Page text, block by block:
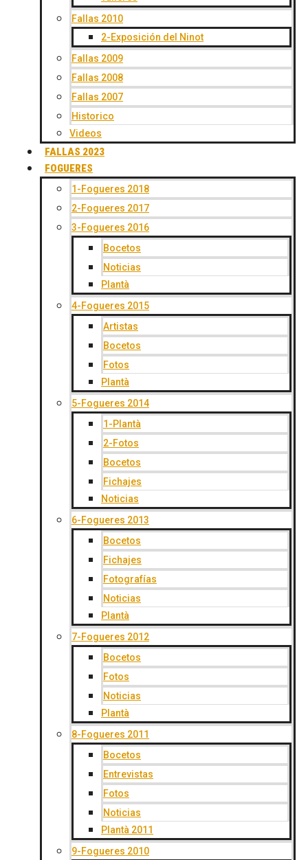
Fallas 2010
2-Exposición del Ninot
Fallas 2009
Fallas 2008
Fallas 2007
Historico
Videos
FALLAS 2023
FOGUERES
1-Fogueres 2018
2-Fogueres 2017
3-Fogueres 2016
Bocetos
Noticias
Plantà
4-Fogueres 2015
Artistas
Bocetos
Fotos
Plantà
5-Fogueres 2014
1-Plantà
2-Fotos
Bocetos
Fichajes
Noticias
6-Fogueres 2013
Bocetos
Fichajes
Fotografías
Noticias
Plantà
7-Fogueres 2012
Bocetos
Fotos
Noticias
Plantà
8-Fogueres 2011
Bocetos
Entrevistas
Fotos
Noticias
Plantà 2011
9-Fogueres 2010